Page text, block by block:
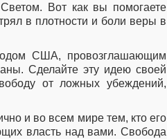
Вот как вы помогаете
в плотности и боли веры в
США, провозглашающим
Сделайте эту идею своей
от ложных убеждений,
и во всем мире тем, кто его
власть над вами. Свобода